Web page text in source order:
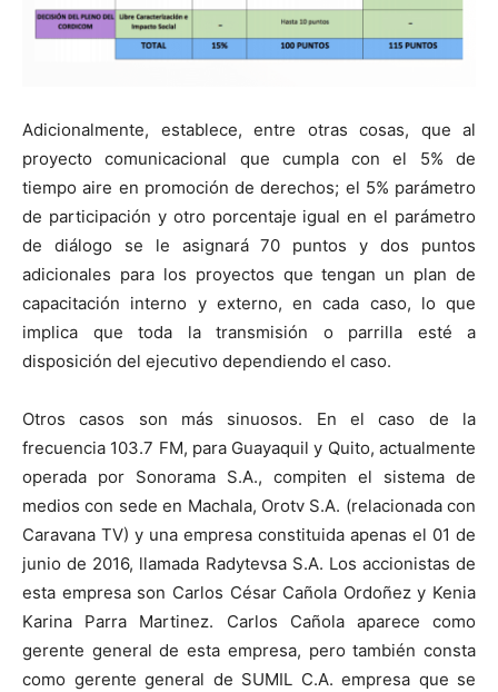
Adicionalmente, establece, entre otras cosas, que al
proyecto comunicacional que cumpla con el 5% de
tiempo aire en promoción de derechos; el 5% parámetro
de participación y otro porcentaje igual en el parámetro
de diálogo se le asignará 70 puntos y dos puntos
adicionales para los proyectos que tengan un plan de
capacitación interno y externo, en cada caso, lo que
implica que toda la transmisión o parrilla esté a
disposición del ejecutivo dependiendo el caso.
Otros casos son más sinuosos. En el caso de la
frecuencia 103.7 FM, para Guayaquil y Quito, actualmente
operada por Sonorama S.A., compiten el sistema de
medios con sede en Machala, Orotv S.A. (relacionada con
Caravana TV) y una empresa constituida apenas el 01 de
junio de 2016, llamada Radytevsa S.A. Los accionistas de
esta empresa son Carlos César Cañola Ordoñez y Kenia
Karina Parra Martinez. Carlos Cañola aparece como
gerente general de esta empresa, pero también consta
como gerente general de SUMIL C.A. empresa que se